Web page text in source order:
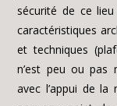
sécurité de ce
caractéristiques
et techniques
n’est peu ou pas
avec l’appui de